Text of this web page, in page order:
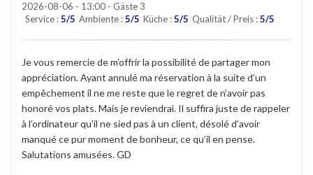
2026-08-06 - 13:00 - Gäste 3
Service :5/5 Ambiente :5/5 Küche :5/5 Qualität / Preis :5/5
Je vous remercie de m’offrir la possibilité de partager mon
appréciation. Ayant annulé ma réservation à la suite d’un
empêchement il ne me reste que le regret de n’avoir pas
honoré vos plats. Mais je reviendrai. Il suffira juste de rappeler
à l’ordinateur qu’il ne sied pas à un client, désolé d’avoir
manqué ce pur moment de bonheur, ce qu’il en pense.
Salutations amusées. GD